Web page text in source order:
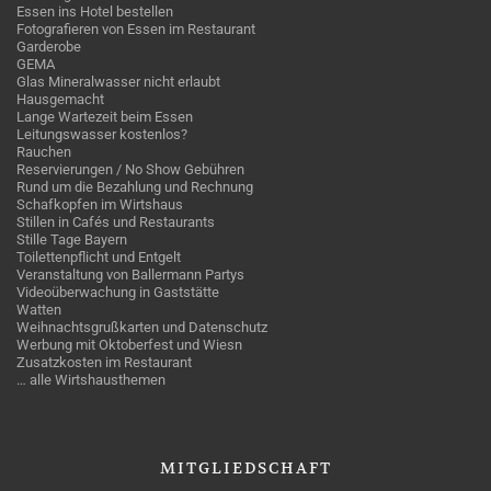
Essen ins Hotel bestellen
Fotografieren von Essen im Restaurant
Garderobe
GEMA
Glas Mineralwasser nicht erlaubt
Hausgemacht
Lange Wartezeit beim Essen
Leitungswasser kostenlos?
Rauchen
Reservierungen / No Show Gebühren
Rund um die Bezahlung und Rechnung
Schafkopfen im Wirtshaus
Stillen in Cafés und Restaurants
Stille Tage Bayern
Toilettenpflicht und Entgelt
Veranstaltung von Ballermann Partys
Videoüberwachung in Gaststätte
Watten
Weihnachtsgrußkarten und Datenschutz
Werbung mit Oktoberfest und Wiesn
Zusatzkosten im Restaurant
… alle Wirtshausthemen
MITGLIEDSCHAFT